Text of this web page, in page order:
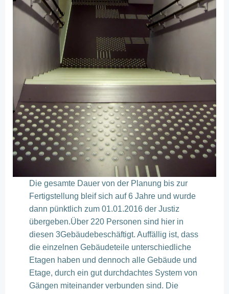
Die gesamte Dauer von der Planung bis zur
Fertigstellung bleif sich auf 6 Jahre und wurde
dann pünktlich zum 01.01.2016 der Justiz
übergeben.Über 220 Personen sind hier in
diesen 3Gebäudebeschäftigt. Auffällig ist, dass
die einzelnen Gebäudeteile unterschiedliche
Etagen haben und dennoch alle Gebäude und
Etage, durch ein gut durchdachtes System von
Gängen miteinander verbunden sind. Die